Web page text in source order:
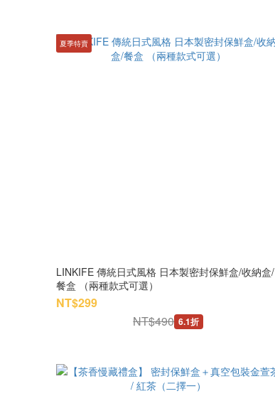
夏季特賣
LINKIFE 傳統日式風格 日本製密封保鮮盒/收納盒/
餐盒 （兩種款式可選）
NT$299
NT$490 6.1折